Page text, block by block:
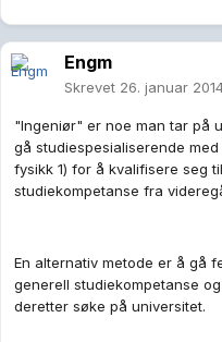
Engm
Skrevet 26. januar
"Ingeniør" er noe man tar på
gå studiespesialiserende
fysikk 1) for å kvalifisere seg
studiekompetanse fra
En alternativ metode er å gå
generell studiekompetanse
deretter søke på universitet.